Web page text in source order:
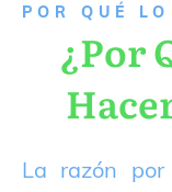
P OR QUÉ
¿Por
La razón